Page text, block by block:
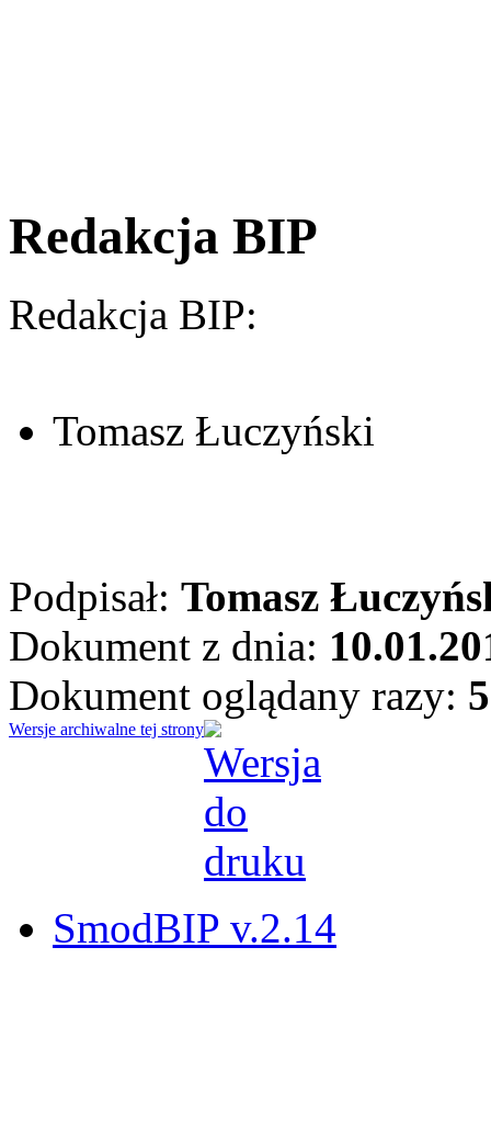
Redakcja BIP
Redakcja BIP:
Tomasz Łuczyński
Podpisał: Tomasz
Dokument z dnia:
Dokument oglądany razy:
Wersje archiwalne tej strony
SmodBIP v.2.14